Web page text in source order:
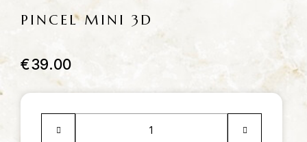
PINCEL MINI 3D
€39.00